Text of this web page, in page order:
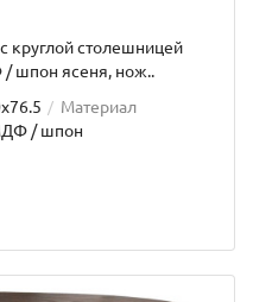
круглой столешницей
шпон ясеня, нож..
Материал
/ шпон